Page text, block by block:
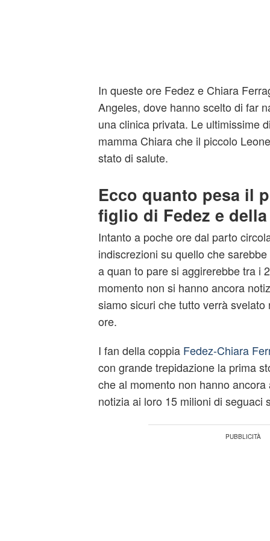
In queste ore Fedez e Chiara
Angeles, dove hanno scelto di far
una clinica privata. Le ultimissime
mamma Chiara che il piccolo
stato di salute.
Ecco quanto pesa il
figlio di Fedez e
Intanto a poche ore dal parto
indiscrezioni su quello che
a quan to pare si aggirerebbe tra i
momento non si hanno ancora
siamo sicuri che tutto verrà
ore.
I fan della coppia Fedez-Chiara
con grande trepidazione la prima
che al momento non hanno
notizia ai loro 15 milioni di seguaci